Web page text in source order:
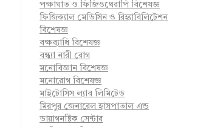
পক্ষাঘাত ও ফিজিওথেরাপি বিশেষজ্ঞ
ফিজিক্যাল মেডিসিন ও রিহ্যাবিলিটেশন
বিশেষজ্ঞ
বক্ষব্যাধি বিশেষজ্ঞ
বন্ধ্যা নারী রোগ
মনোবিজ্ঞান বিশেষজ্ঞ
মনোরোগ বিশেষজ্ঞ
মাইটোসিস ল্যাব লিমিটেড
মিরপুর জেনারেল হাসপাতাল এন্ড
ডায়াগনষ্টিক সেন্টার